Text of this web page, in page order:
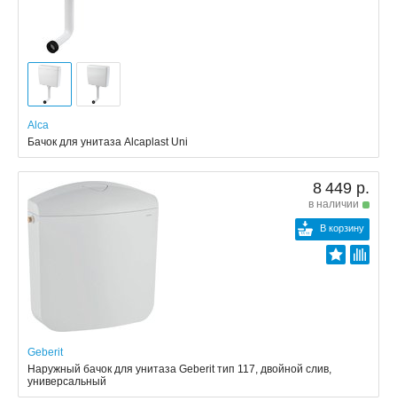
Alca
Бачок для унитаза Alcaplast Uni
8 449 р.
в наличии
В корзину
Geberit
Наружный бачок для унитаза Geberit тип 117, двойной слив,
универсальный